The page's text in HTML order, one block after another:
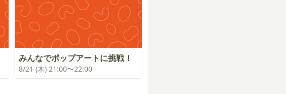
みんなでポップアートに挑戦！
8/21 (木) 21:00〜22:00